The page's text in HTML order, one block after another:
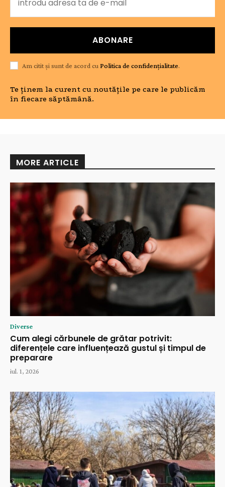
ABONARE
Am citit și sunt de acord cu Politica de confidențialitate.
Te ținem la curent cu noutățile pe care le publicăm
în fiecare săptămână.
MORE ARTICLE
Diverse
Cum alegi cărbunele de grătar potrivit:
diferențele care influențează gustul și timpul de
preparare
iul. 1, 2026